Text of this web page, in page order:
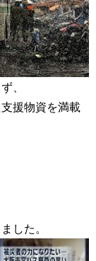
、
援物資を満載
した。